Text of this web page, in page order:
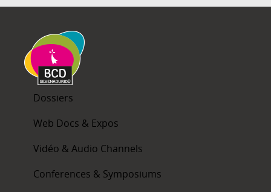
Dossiers
Web Docs & Expos
Vidéo & Audio Channels
Conferences & Symposiums